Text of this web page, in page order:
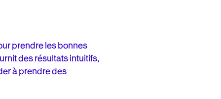
prendre les bonnes
des résultats intuitifs,
à prendre des